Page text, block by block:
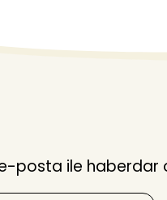
posta ile haberdar